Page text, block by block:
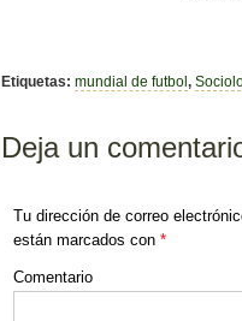
b
o
k
ar
Etiquetas: mundial de futbol,
Deja un
Tu dirección de correo
están marcados con *
Comentario